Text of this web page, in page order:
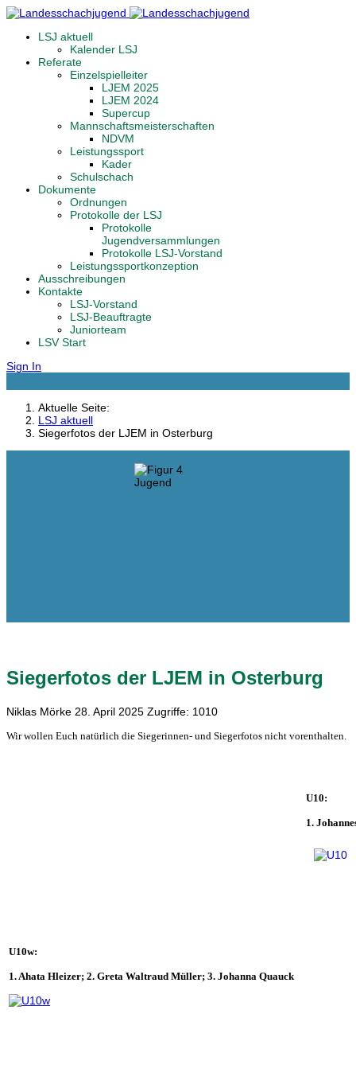
LSJ aktuell
Kalender LSJ
Referate
Einzelspielleiter
LJEM 2025
LJEM 2024
Supercup
Mannschaftsmeisterschaften
NDVM
Leistungssport
Kader
Schulschach
Dokumente
Ordnungen
Protokolle der LSJ
Protokolle
Jugendversammlungen
Protokolle LSJ-Vorstand
Leistungssportkonzeption
Ausschreibungen
Kontakte
LSJ-Vorstand
LSJ-Beauftragte
Juniorteam
LSV Start
Sign In
Aktuelle Seite:
LSJ aktuell
Siegerfotos der LJEM in Osterburg
Siegerfotos der LJEM in Osterburg
Niklas Mörke 28. April 2025 Zugriffe: 1010
Wir wollen Euch natürlich die Siegerinnen- und Siegerfotos nicht vorenthalten.
U10w:
1. Ahata Hleizer; 2. Greta Waltraud Müller; 3. Johanna Quauck
U10:
1.